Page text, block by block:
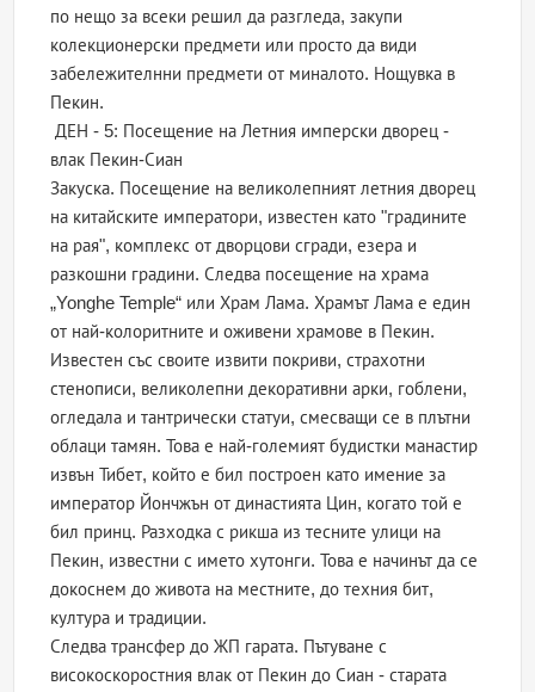
по нещо за всеки решил да разгледа, закупи
колекционерски предмети или просто да види
забележителнни предмети от миналото. Нощувка в
Пекин.
ДЕН - 5: Посещение на Летния имперски дворец -
влак Пекин-Сиан
Закуска. Посещение на великолепният летния дворец
на китайските императори, известен като "градините
на рая", комплекс от дворцови сгради, езера и
разкошни градини. Следва посещение на храма
„Yonghe Temple“ или Храм Лама. Храмът Лама е един
от най-колоритните и оживени храмове в Пекин.
Известен със своите извити покриви, страхотни
стенописи, великолепни декоративни арки, гоблени,
огледала и тантрически статуи, смесващи се в плътни
облаци тамян. Това е най-големият будистки манастир
извън Тибет, който е бил построен като имение за
император Йончжън от династията Цин, когато той е
бил принц. Разходка с рикша из тесните улици на
Пекин, известни с името хутонги. Това е начинът да се
докоснем до живота на местните, до техния бит,
култура и традиции.
Следва трансфер до ЖП гарата. Пътуване с
високоскоростния влак от Пекин до Сиан - старата